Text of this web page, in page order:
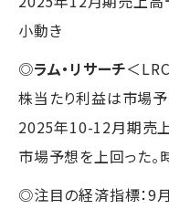
小動き
◎ラム・リサーチ＜
株当たり利益は市場
2025年10-12月期売
市場予想を上回った
◎注目の経済指標：9